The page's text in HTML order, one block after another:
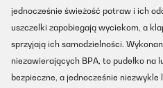
jednocześnie świeżość potraw i ich
uszczelki zapobiegają wyciekom, a
sprzyjają ich samodzielności.
niezawierających BPA, to pudełko na
bezpieczne, a jednocześnie